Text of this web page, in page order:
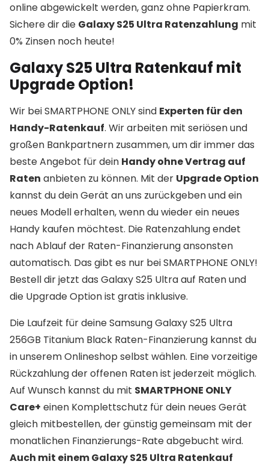
online abgewickelt werden, ganz ohne Papierkram.
Sichere dir die Galaxy S25 Ultra Ratenzahlung mit
0% Zinsen noch heute!
Galaxy S25 Ultra Ratenkauf mit
Upgrade Option!
Wir bei SMARTPHONE ONLY sind Experten für den
Handy-Ratenkauf. Wir arbeiten mit seriösen und
großen Bankpartnern zusammen, um dir immer das
beste Angebot für dein Handy ohne Vertrag auf
Raten anbieten zu können. Mit der Upgrade Option
kannst du dein Gerät an uns zurückgeben und ein
neues Modell erhalten, wenn du wieder ein neues
Handy kaufen möchtest. Die Ratenzahlung endet
nach Ablauf der Raten-Finanzierung ansonsten
automatisch. Das gibt es nur bei SMARTPHONE ONLY!
Bestell dir jetzt das Galaxy S25 Ultra auf Raten und
die Upgrade Option ist gratis inklusive.
Die Laufzeit für deine Samsung Galaxy S25 Ultra
256GB Titanium Black Raten-Finanzierung kannst du
in unserem Onlineshop selbst wählen. Eine vorzeitige
Rückzahlung der offenen Raten ist jederzeit möglich.
Auf Wunsch kannst du mit SMARTPHONE ONLY
Care+ einen Komplettschutz für dein neues Gerät
gleich mitbestellen, der günstig gemeinsam mit der
monatlichen Finanzierungs-Rate abgebucht wird.
Auch mit einem Galaxy S25 Ultra Ratenkauf